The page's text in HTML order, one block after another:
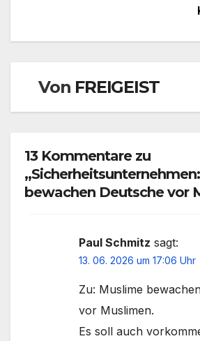
Von FREIGEIST
13 Kommentare zu
bewachen Deutsche vor
Paul Schmitz sagt:
13. 06. 2026 um 17:06 Uhr
Zu: Muslime
vor Muslimen.
Es soll auch